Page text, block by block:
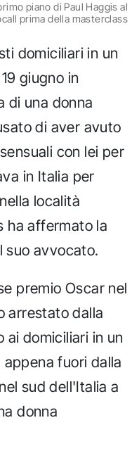
piano di Paul Haggis al
prima della masterclass
domiciliari in un
giugno in
di una donna
di aver avuto
con lei per
in Italia per
località
ha affermato la
suo avvocato.
premio Oscar nel
arrestato dalla
ai domiciliari in un
fuori dalla
sud dell'Italia a
donna